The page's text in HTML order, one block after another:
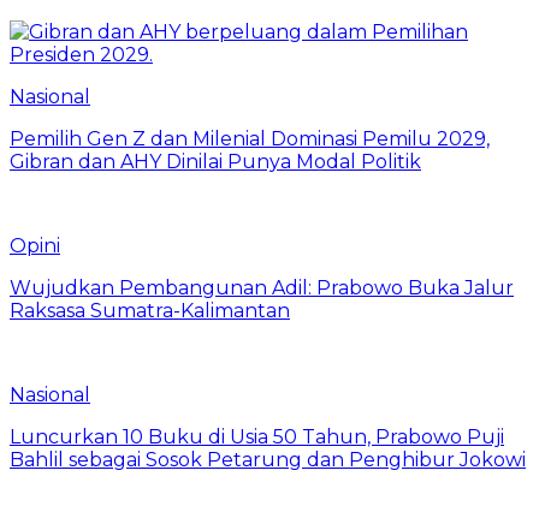
Nasional
Pemilih Gen Z dan Milenial Dominasi Pemilu 2029,
Gibran dan AHY Dinilai Punya Modal Politik
Opini
Wujudkan Pembangunan Adil: Prabowo Buka Jalur
Raksasa Sumatra-Kalimantan
Nasional
Luncurkan 10 Buku di Usia 50 Tahun, Prabowo Puji
Bahlil sebagai Sosok Petarung dan Penghibur Jokowi